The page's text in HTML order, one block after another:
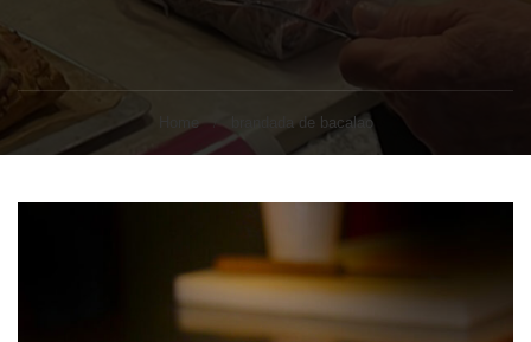
Home brandada de bacalao